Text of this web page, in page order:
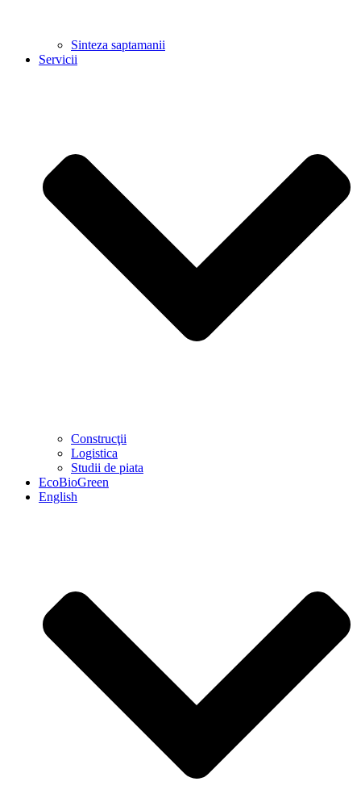
Sinteza saptamanii
Servicii
Construcţii
Logistica
Studii de piata
EcoBioGreen
English